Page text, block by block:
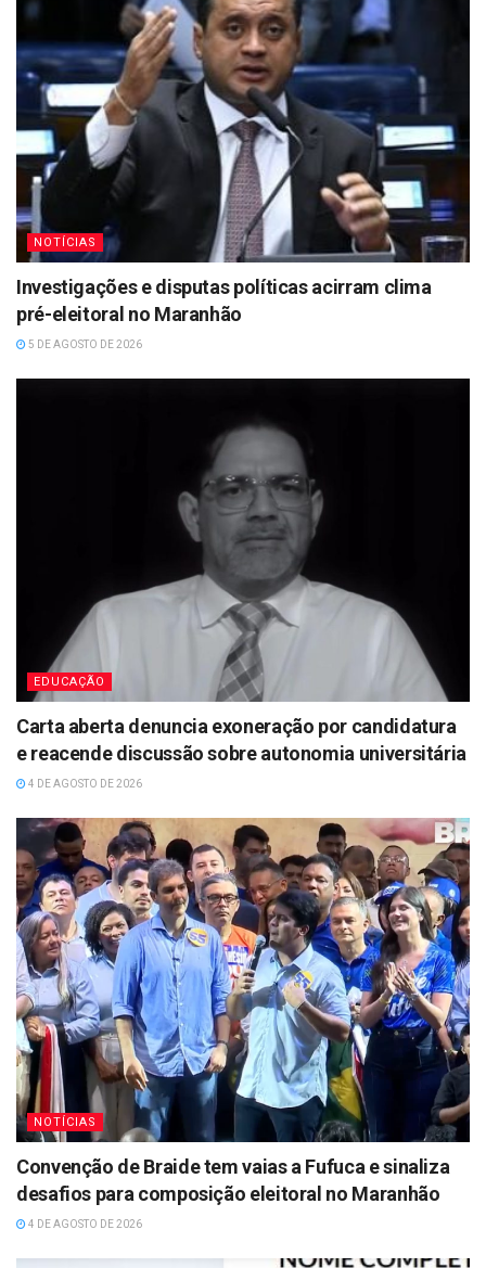
NOTÍCIAS
Investigações e disputas políticas acirram clima
pré-eleitoral no Maranhão
5 DE AGOSTO DE 2026
EDUCAÇÃO
Carta aberta denuncia exoneração por candidatura
e reacende discussão sobre autonomia universitária
4 DE AGOSTO DE 2026
NOTÍCIAS
Convenção de Braide tem vaias a Fufuca e sinaliza
desafios para composição eleitoral no Maranhão
4 DE AGOSTO DE 2026